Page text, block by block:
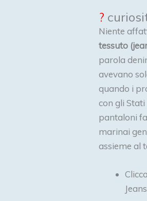
?
Niente
tessuto
parola
avevano
quando i
con gli
pantaloni
marinai
assieme al
Jeans